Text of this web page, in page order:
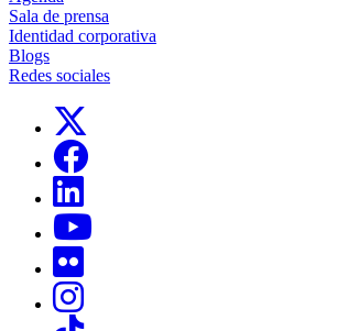
Sala de prensa
Identidad corporativa
Blogs
Redes sociales
Links, Opens in this window
Links, Opens in this window
Links, Opens in this window
Links, Opens in this window
Links, Opens in this window